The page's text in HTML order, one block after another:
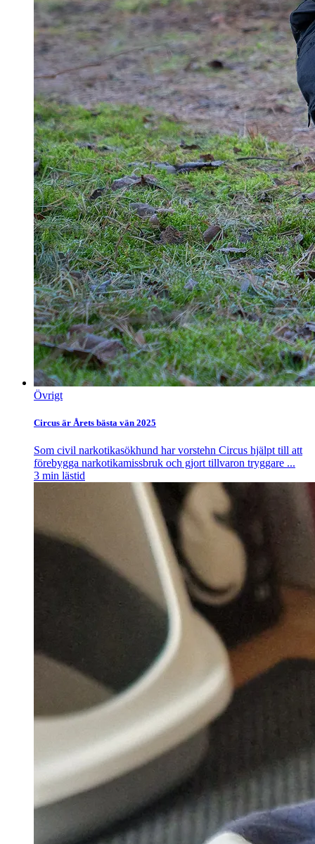
Övrigt
Circus är Årets bästa vän 2025
Som civil narkotikasökhund har vorstehn Circus hjälpt till att
förebygga narkotikamissbruk och gjort tillvaron tryggare ...
3 min lästid